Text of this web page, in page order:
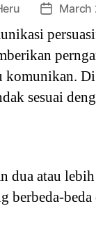
PostMarch
komunikan.
sesuai
dua atau
berbeda-